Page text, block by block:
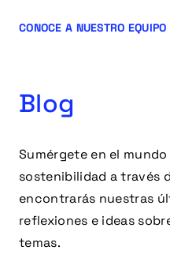
CONOCE A NUESTRO EQUIPO
Blog
Sumérgete en el
sostenibilidad a través
encontrarás nuestras
reflexiones e ideas
temas.